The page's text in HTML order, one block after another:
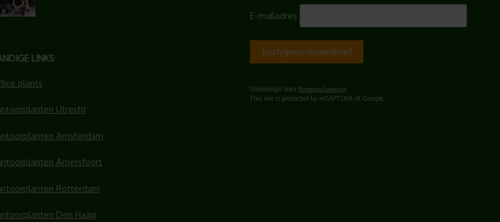
LINKS
plants
Utrecht
Amsterdam
Amersfoort
Rotterdam
Den Haag
E-mailadres
Webdesign door Runneboom Connection
This site is protected by reCAPTCHA of Google